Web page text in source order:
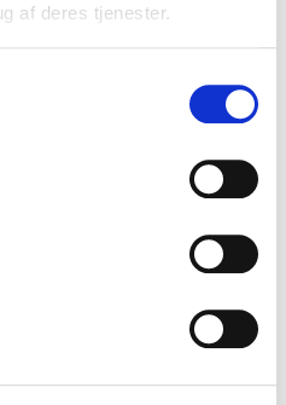
af deres tjenester.